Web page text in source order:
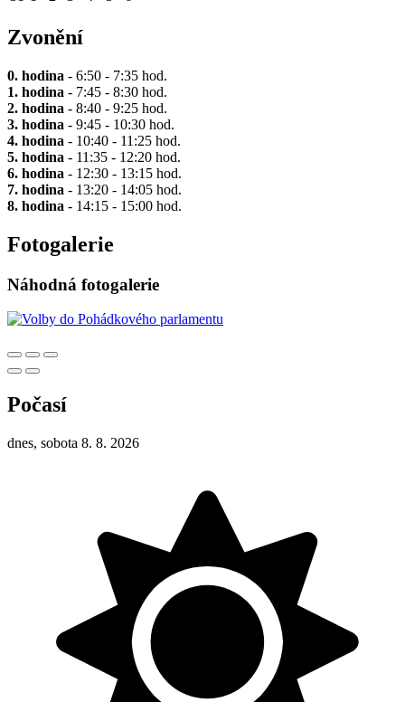
Zvonění
0. hodina - 6:50 - 7:35 hod.
1. hodina - 7:45 - 8:30 hod.
2. hodina - 8:40 - 9:25 hod.
3. hodina - 9:45 - 10:30 hod.
4. hodina - 10:40 - 11:25 hod.
5. hodina - 11:35 - 12:20 hod.
6. hodina - 12:30 - 13:15 hod.
7. hodina - 13:20 - 14:05 hod.
8. hodina - 14:15 - 15:00 hod.
Fotogalerie
Náhodná fotogalerie
Počasí
dnes, sobota 8. 8. 2026